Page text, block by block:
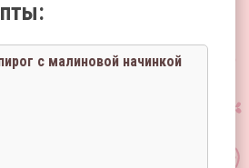
с малиновой начинкой